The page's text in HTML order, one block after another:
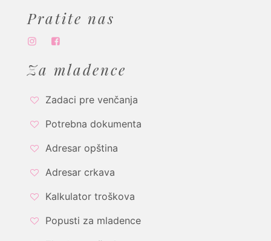
Pratite nas
Za mladence
Zadaci pre venčanja
Potrebna dokumenta
Adresar opština
Adresar crkava
Kalkulator troškova
Popusti za mladence